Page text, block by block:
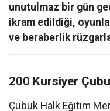
unutulmaz bir gün
ikram edildiği,
ve beraberlik
200 Kursiyer
Çubuk Halk Eğitim